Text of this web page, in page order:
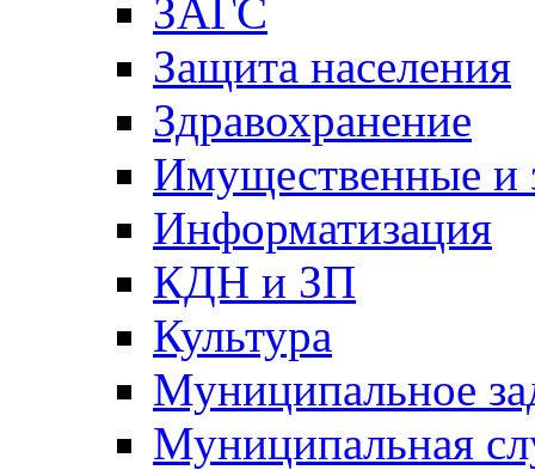
ЗАГС
Защита населения
Здравохранение
Имущественные и
Информатизация
КДН и ЗП
Культура
Муниципальное
Муниципальная